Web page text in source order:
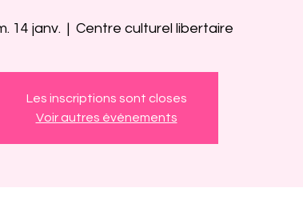
14 janv.
  |
Centre culturel libertaire
Les inscriptions sont closes
Voir autres événements